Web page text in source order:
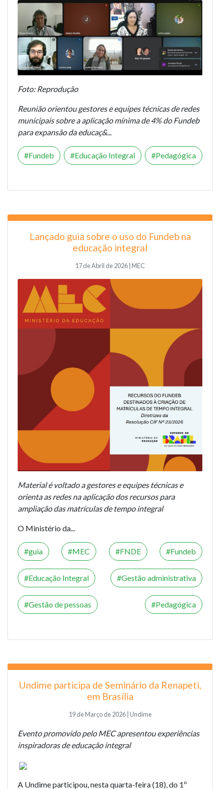
Foto: Reprodução
Reunião orientou gestores e equipes técnicas de redes
municipais sobre a aplicação mínima de 4% do Fundeb
para expansão da educaç&...
Fundeb Educação Integral Pedagógica
Lançado guia sobre o uso do Fundeb na
educação integral
17 de Abril de 2026 | MEC
Material é voltado a gestores e equipes técnicas e
orienta as redes na aplicação dos recursos para
ampliação das matrículas de tempo integral
O Ministério da...
guia MEC FNDE Fundeb
Educação Integral Gestão administrativa
Gestão de pessoas Pedagógica
Undime participa de Seminário da Renapeti,
em Brasília
19 de Março de 2026 | Undime
Evento promovido pelo MEC apresentou experiências
inspiradoras de educação integral
A Undime participou, nesta quarta-feira (18), do 1º